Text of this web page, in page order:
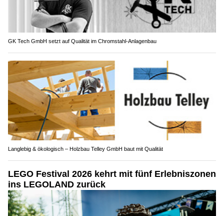
GK Tech GmbH setzt auf Qualität im Chromstahl-Anlagenbau
Langlebig & ökologisch – Holzbau Telley GmbH baut mit Qualität
LEGO Festival 2026 kehrt mit fünf Erlebniszonen
ins LEGOLAND zurück